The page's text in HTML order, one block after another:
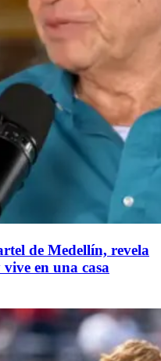
de Medellín, revela
en una casa